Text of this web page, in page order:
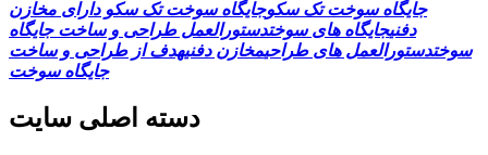
جایگاه سوخت تک سکوجایگاه سوخت تک سکو دارای مخازن
دفنیجایگاه های سوختدستورالعمل طراحی و ساخت جایگاه
سوختدستورالعمل های طراحیمخازن دفنیهدف از طراحی و ساخت
جایگاه سوخت
دسته اصلی سایت